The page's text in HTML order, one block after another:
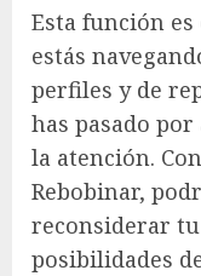
Esta función
estás
perfiles y de
has pasado
la atención.
Rebobinar,
reconsiderar
posibilidades